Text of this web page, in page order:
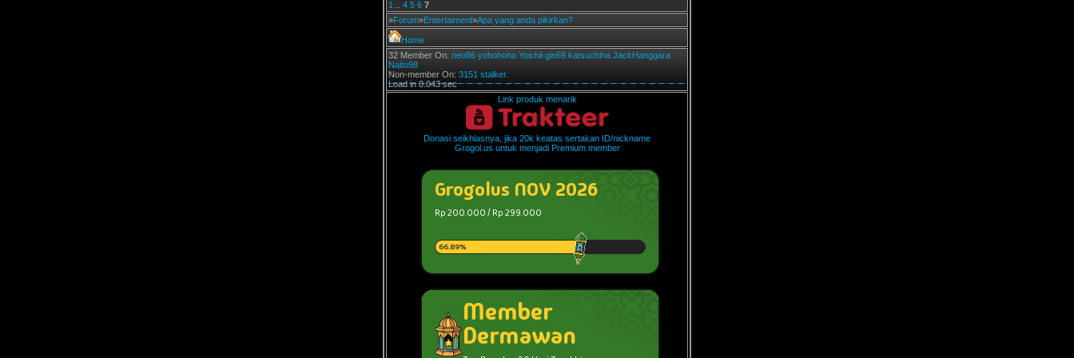
1
4 5 6 7
»Forum»Entertaiment»Apa yang anda pikirkan?
Home
32 Member On: neo86 yohohoho Yoichii gin69 katsuchiha JackHanggara
Naito98
Non-member On: 3151 stalker.
Load in 0.043 sec
Link produk menarik
Donasi seikhlasnya, jika 20k keatas sertakan ID/nickname
Grogol.us untuk menjadi Premium member